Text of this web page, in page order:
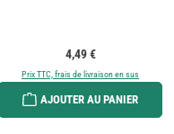
Prix régulier :
4,49 €
Prix TTC, frais de livraison en sus
AJOUTER AU PANIER